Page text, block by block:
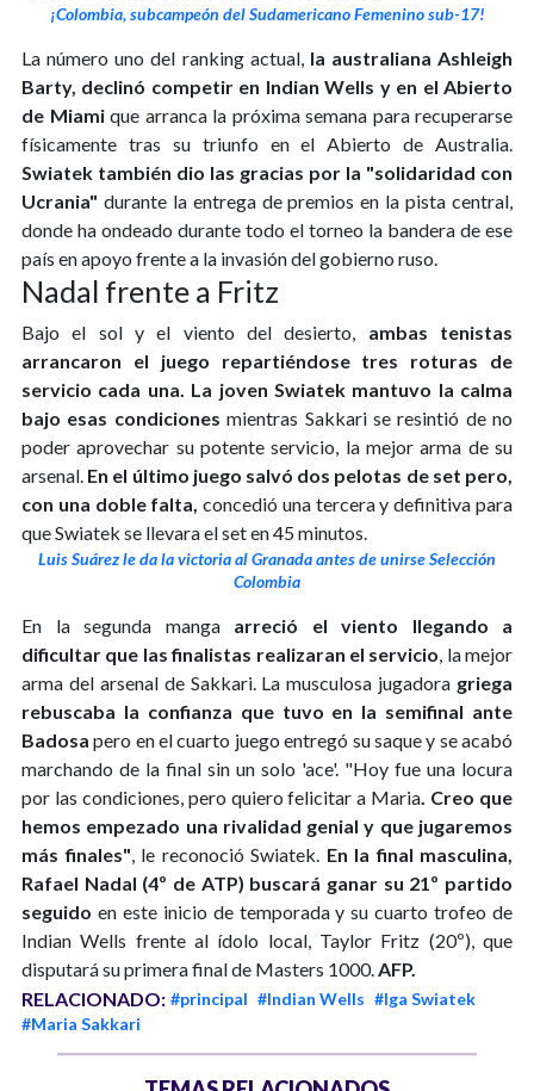
¡Colombia, subcampeón del Sudamericano Femenino sub-17!
La número uno del ranking actual, la australiana Ashleigh
Barty, declinó competir en Indian Wells y en el Abierto
de Miamique arranca la próxima semana para recuperarse
físicamente tras su triunfo en el Abierto de Australia.
Swiatek también dio las gracias por la "solidaridad con
Ucrania" durante la entrega de premios en la pista central,
donde ha ondeado durante todo el torneo la bandera de ese
país en apoyo frente a la invasión del gobierno ruso.
Nadal frente a Fritz
Bajo el sol y el viento del desierto, ambas tenistas
arrancaron el juego repartiéndose tres roturas de
servicio cada una. La joven Swiatek mantuvo la calma
bajo esas condiciones mientras Sakkari se resintió de no
poder aprovechar su potente servicio, la mejor arma de su
arsenal. En el último juego salvó dos pelotas de set pero,
con una doble falta, concedió una tercera y definitiva para
que Swiatek se llevara el set en 45 minutos.
Luis Suárez le da la victoria al Granada antes de unirse Selección
Colombia
En la segunda mangaarreció el viento llegando a
dificultar que las finalistas realizaran el servicio, la mejor
arma del arsenal de Sakkari. La musculosa jugadora griega
rebuscaba la confianza que tuvo en la semifinal ante
Badosa pero en el cuarto juego entregó su saque y se acabó
marchando de la final sin un solo 'ace'. "Hoy fue una locura
por las condiciones, pero quiero felicitar a Maria. Creo que
hemos empezado una rivalidad genial y que jugaremos
más finales", le reconoció Swiatek. En la final masculina,
Rafael Nadal (4º de ATP) buscará ganar su 21º partido
seguido en este inicio de temporada y su cuarto trofeo de
Indian Wells frente al ídolo local, Taylor Fritz (20º), que
disputará su primera final de Masters 1000.AFP.
RELACIONADO: #principal #Indian Wells #Iga Swiatek
#Maria Sakkari